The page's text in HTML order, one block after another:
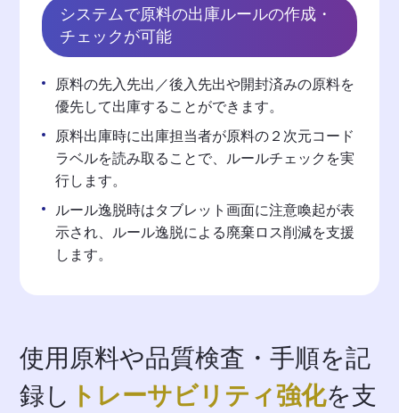
システムで原料の出庫ルールの作成・
チェックが可能
原料の先入先出／後入先出や開封済みの原料を
優先して出庫することができます。
原料出庫時に出庫担当者が原料の２次元コード
ラベルを読み取ることで、ルールチェックを実
行します。
ルール逸脱時はタブレット画面に注意喚起が表
示され、ルール逸脱による廃棄ロス削減を支援
します。
使用原料や品質検査・手順を記
録し トレーサビリティ強化を支